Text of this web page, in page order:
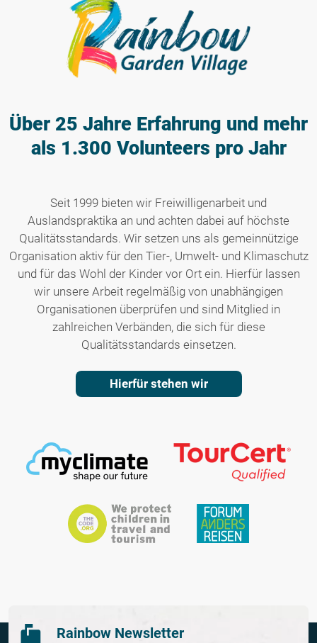
Über 25 Jahre Erfahrung und mehr
als 1.300 Volunteers pro Jahr
Seit 1999 bieten wir Freiwilligenarbeit und
Auslandspraktika an und achten dabei auf höchste
Qualitätsstandards. Wir setzen uns als gemeinnützige
Organisation aktiv für den Tier-, Umwelt- und Klimaschutz
und für das Wohl der Kinder vor Ort ein. Hierfür lassen
wir unsere Arbeit regelmäßig von unabhängigen
Organisationen überprüfen und sind Mitglied in
zahlreichen Verbänden, die sich für diese
Qualitätsstandards einsetzen.
Hierfür stehen wir
Rainbow Newsletter